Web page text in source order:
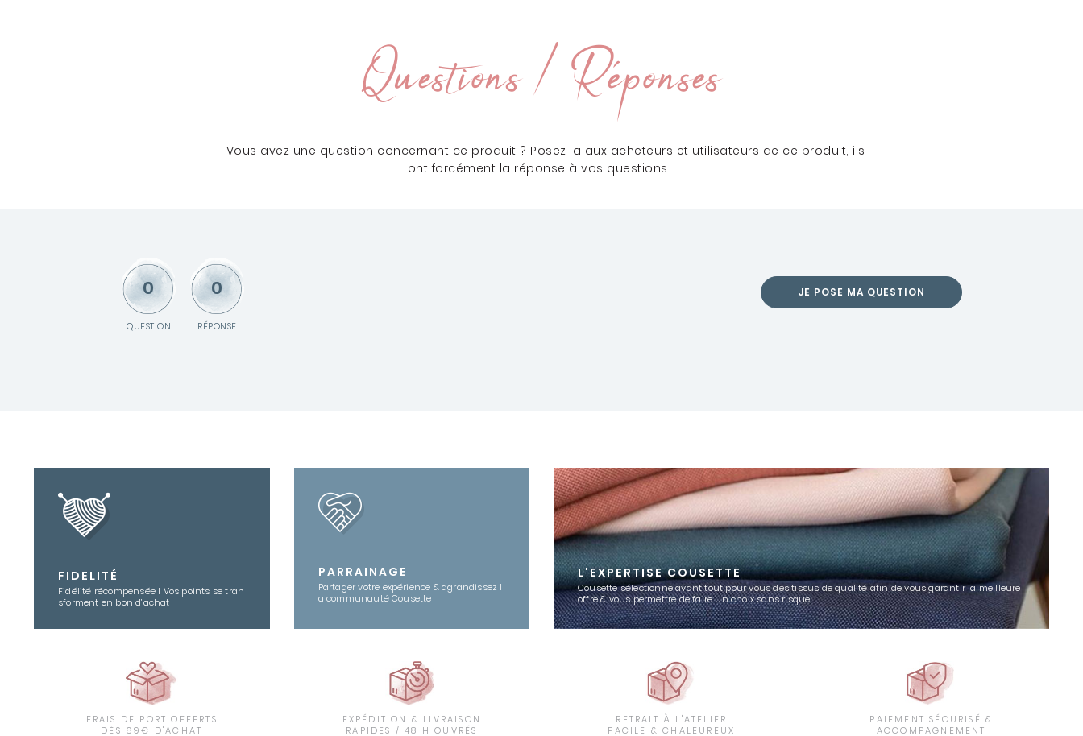
Questions / Réponses
Vous avez une question concernant ce produit ? Posez la aux acheteurs et utilisateurs de ce produit, ils
ont forcément la réponse à vos questions
0
QUESTION
0
RÉPONSE
JE POSE MA QUESTION
FIDELITÉ
Fidélité récompensée ! Vos points se tran
sforment en bon d’achat
PARRAINAGE
Partager votre expérience & agrandissez l
a communauté Cousette
L'EXPERTISE COUSETTE
Cousette sélectionne avant tout pour vous des tissus de qualité afin de vous garantir la meilleure
offre & vous permettre de faire un choix sans risque
FRAIS DE PORT OFFERTS
DÈS 69€ D'ACHAT
EXPÉDITION & LIVRAISON
RAPIDES / 48 H OUVRÉS
RETRAIT À L'ATELIER
FACILE & CHALEUREUX
PAIEMENT SÉCURISÉ &
ACCOMPAGNEMENT